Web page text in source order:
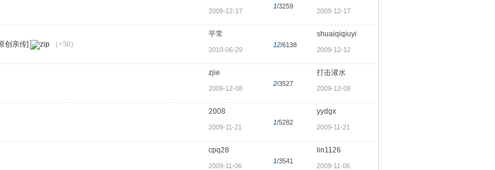
2009-12-17
1/3259
2009-12-17
创亲传] （+50）
平常
2010-06-29
12/6138
shuaiqiqiuyi
2009-12-12
zjie
2009-12-08
2/3527
打击灌水
2009-12-08
2008
2009-11-21
1/5282
yydgx
2009-11-21
cpq28
2009-11-06
1/3541
lin1126
2009-11-06